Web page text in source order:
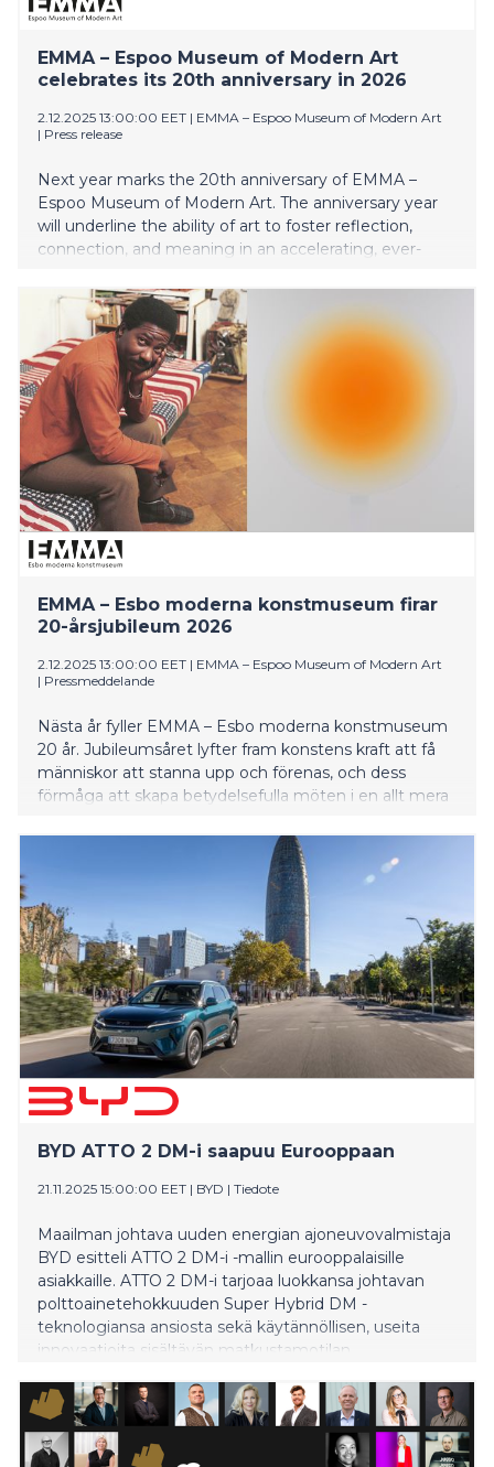
Uudet CDU-mallit poikkeavat yhtiön aiemmista
huoltokäytäviin asennettaviksi. Datakeskusten
ylläpitäjien näkökulmasta ne parantavat joustavuutta,
EMMA – Espoo Museum of Modern Art
celebrates its 20th anniversary in 2026
2.12.2025 13:00:00 EET | EMMA – Espoo Museum of Modern Art
| Press release
Next year marks the 20th anniversary of EMMA –
Espoo Museum of Modern Art. The anniversary year
will underline the ability of art to foster reflection,
connection, and meaning in an accelerating, ever-
leading international names in the group exhibition In
Search of the Present, a solo presentation by
Axel Straschnoy as part of the Fine Arts Academy of
Finland Foundation Prize, and exhibitions honouring
the work of Howard Smith and Gerda Thesleff.
EMMA – Esbo moderna konstmuseum firar
20-årsjubileum 2026
2.12.2025 13:00:00 EET | EMMA – Espoo Museum of Modern Art
| Pressmeddelande
Nästa år fyller EMMA – Esbo moderna konstmuseum
20 år. Jubileumsåret lyfter fram konstens kraft att få
människor att stanna upp och förenas, och dess
förmåga att skapa betydelsefulla möten i en allt mera
internationella toppnamn på grupputställningen På
spaning efter nutiden, Stiftelsen Finlands
konstakademis prisutställning med verk av Axel
Straschnoy och separatutställningar med Howard
Smith och Gerda Thesleff.
BYD ATTO 2 DM-i saapuu Eurooppaan
21.11.2025 15:00:00 EET | BYD | Tiedote
Maailman johtava uuden energian ajoneuvovalmistaja
BYD esitteli ATTO 2 DM-i -mallin eurooppalaisille
asiakkaille. ATTO 2 DM-i tarjoaa luokkansa johtavan
polttoainetehokkuuden Super Hybrid DM -
teknologiansa ansiosta sekä käytännöllisen, useita
innovaatioita sisältävän matkustamotilan.